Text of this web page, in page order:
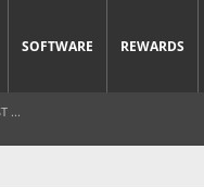
SOFTWARE REWARDS
...